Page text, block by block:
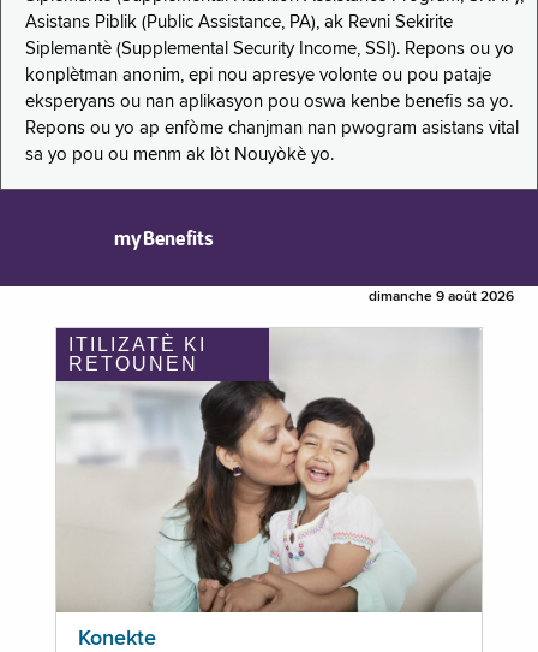
Asistans Piblik (Public Assistance, PA), ak Revni Sekirite
Siplemantè (Supplemental Security Income, SSI). Repons ou yo
konplètman anonim, epi nou apresye volonte ou pou pataje
eksperyans ou nan aplikasyon pou oswa kenbe benefis sa yo.
Repons ou yo ap enfòme chanjman nan pwogram asistans vital
sa yo pou ou menm ak lòt Nouyòkè yo.
myBenefits
dimanche 9 août 2026
ITILIZATÈ KI
RETOUNEN
Konekte